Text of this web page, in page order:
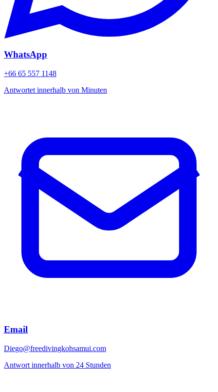
WhatsApp
+66 65 557 1148
Antwortet innerhalb von Minuten
Email
Diego@freedivingkohsamui.com
Antwort innerhalb von 24 Stunden